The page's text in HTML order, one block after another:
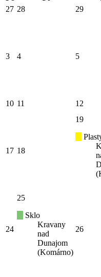
27 28 29
3 4 5
10 11 12
17 18
19
24
25
Sklo
Kravany
nad
Dunajom
(Komárno)
26